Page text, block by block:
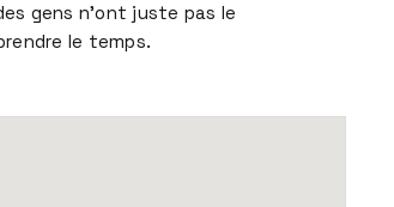
gens n’ont juste pas le
le temps.